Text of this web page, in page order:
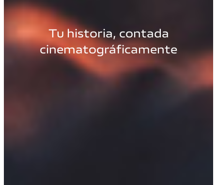
Tu historia, contada
cinematográficamente